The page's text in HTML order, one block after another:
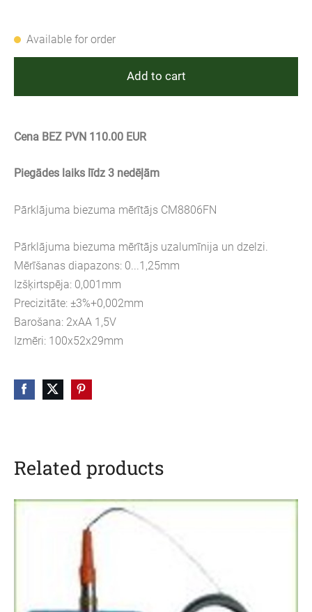
Available for order
Add to cart
Cena BEZ PVN 110.00 EUR
Piegādes laiks līdz 3 nedēļām
Pārklājuma biezuma mērītājs CM8806FN
Pārklājuma biezuma mērītājs uzalumīnija un dzelzi.
Mērīšanas diapazons: 0...1,25mm
Izšķirtspēja: 0,001mm
Precizitāte: ±3%+0,002mm
Barošana: 2xAA 1,5V
Izmēri: 100x52x29mm
Related products